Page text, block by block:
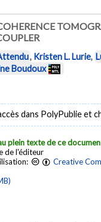
, Kristen L. Lurie,
Boudoux
dans PolyPublie et
plein texte de ce
de l'éditeur
Creative